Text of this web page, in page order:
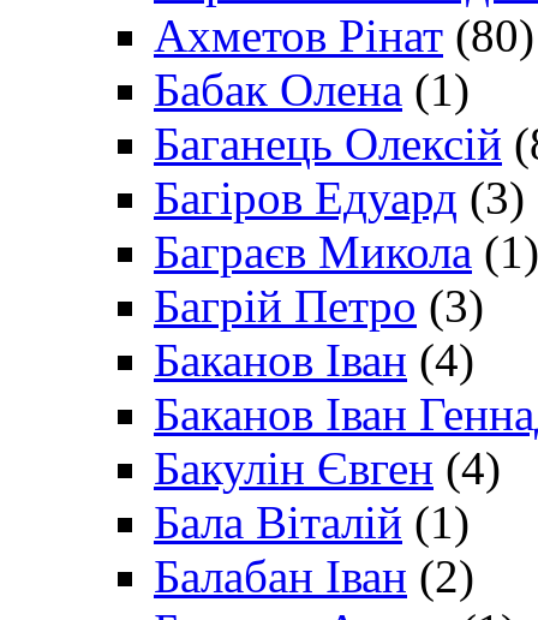
Ахметов Рінат (80)
Бабак Олена (1)
Баганець Олексій
Багіров Едуард (3)
Баграєв Микола (1)
Багрій Петро (3)
Баканов Іван (4)
Баканов Іван
Бакулін Євген (4)
Бала Віталій (1)
Балабан Іван (2)